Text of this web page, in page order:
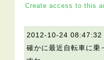
Create access to this
2012-10-24 08:47:32
確かに最近自転車に乗